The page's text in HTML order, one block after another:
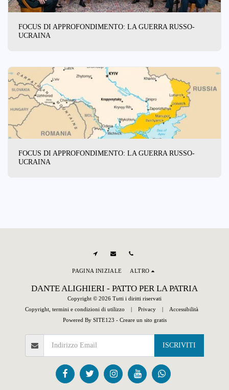
FOCUS DI APPROFONDIMENTO: LA GUERRA RUSSO-
UCRAINA
FOCUS DI APPROFONDIMENTO: LA GUERRA RUSSO-
UCRAINA
DANTE ALIGHIERI - PATTO PER LA PATRIA
Copyright © 2026 Tutti i diritti riservati
Copyright, termini e condizioni di utilizzo | Privacy|
Accessibilità
Powered By SITE123 - Creare un sito gratis
PAGINA INIZIALE ALTRO
ISCRIVITI